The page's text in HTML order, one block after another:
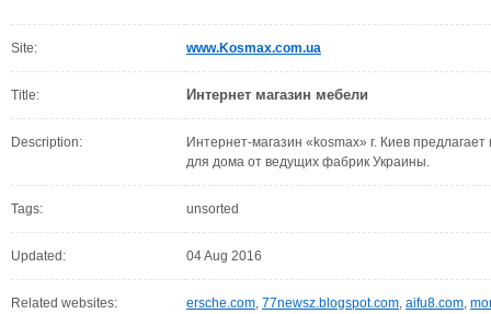
Site: www.Kosmax.com.ua
Title: Интернет магазин мебели
Description:
Интернет-магазин «kosmax» г. Киев
для дома от ведущих фабрик Украины.
Tags: unsorted
Updated: 04 Aug 2016
Related websites: ersche.com, 77newsz.blogspot.com, aifu8.com,